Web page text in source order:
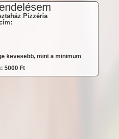
Pizzéria
kevesebb, mint a minimum
5000 Ft